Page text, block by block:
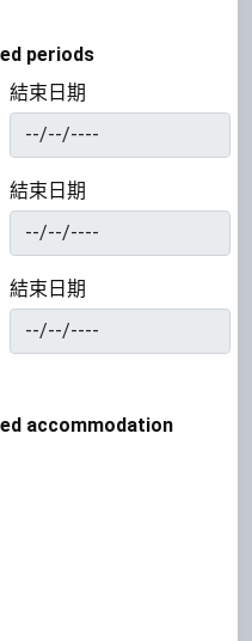
periods
結束日期
結束日期
結束日期
accommodation